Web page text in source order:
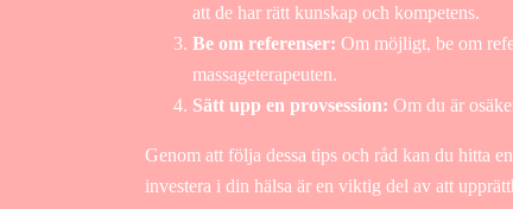
att de har rätt kunskap och kompetens.
Be om referenser: Om möjligt, be om
massageterapeuten.
Sätt upp en provsession: Om du är
Genom att följa dessa tips och råd kan du hitta
investera i din hälsa är en viktig del av att